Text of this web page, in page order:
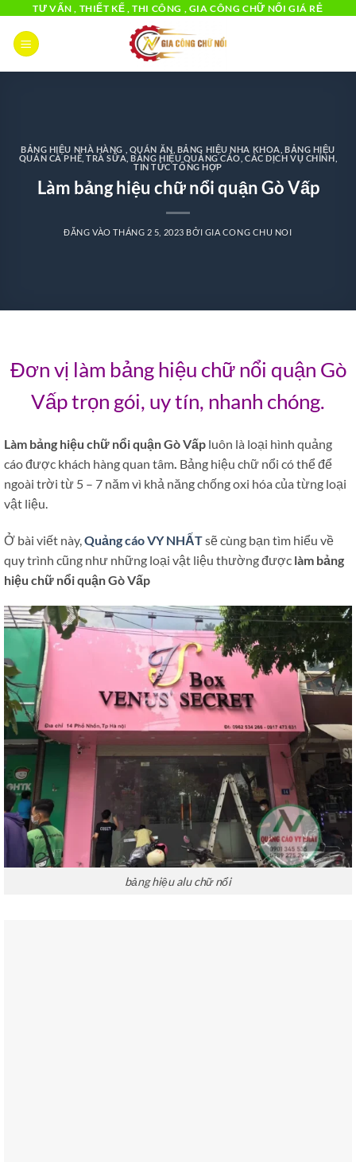
qua
nội
dung
TƯ VẤN , THIẾT KẾ , THI CÔNG , GIA CÔNG CHỮ NỔI GIÁ RẺ
BẢNG HIỆU NHÀ HÀNG , QUÁN ĂN BẢNG HIỆU NHA KHOA BẢNG HIỆU
QUÁN CÀ PHÊ, TRÀ SỮA ,BẢNG HIỆU QUẢNG CÁO CÁC DỊCH VỤ CHÍNH
TIN TỨC TỔNG HỢP
Làm bảng hiệu chữ nổi quận Gò Vấp
ĐĂNG VÀOTHÁNG 2 5, 2023 BỞI GIA CONG CHU NOI
Đơn vị làm bảng hiệu chữ nổi quận Gò
Vấp trọn gói, uy tín, nhanh chóng.
Làm bảng hiệu chữ nổi quận Gò Vấp luôn là loại hình quảng
cáo được khách hàng quan tâm Bảng hiệu chữ nổi có thể để
ngoài trời từ 5 – 7 năm vì khả năng chống oxi hóa của từng loại
vật liệu.
Ở bài viết này, Quảng cáo VY NHẤTsẽ cùng bạn tìm hiểu về
quy trình cũng như những loại vật liệu thường được làm bảng
hiệu chữ nổi quận Gò Vấp
bảng hiệu alu chữ nổi